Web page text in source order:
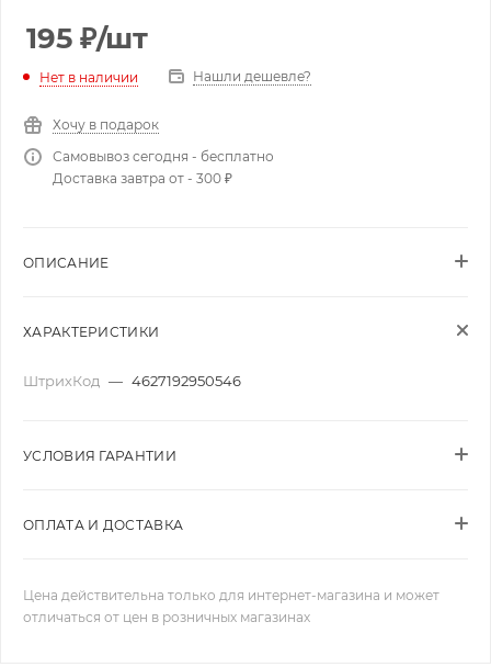
195 ₽/шт
Нет в наличии Нашли дешевле?
Хочу в подарок
Самовывоз сегодня - бесплатно
Доставка завтра от - 300 ₽
ОПИСАНИЕ
ХАРАКТЕРИСТИКИ
ШтрихКод — 4627192950546
УСЛОВИЯ ГАРАНТИИ
ОПЛАТА И ДОСТАВКА
Цена действительна только для интернет-магазина и может
отличаться от цен в розничных магазинах